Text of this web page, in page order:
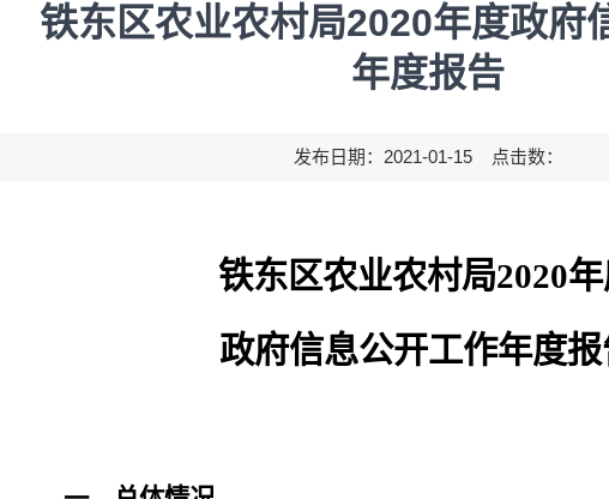
铁东区农业农村局2020年度政府
年度报告
发布日期：2021-01-15 点击数：
铁东区农业农村局2020
政府信息公开工作年度